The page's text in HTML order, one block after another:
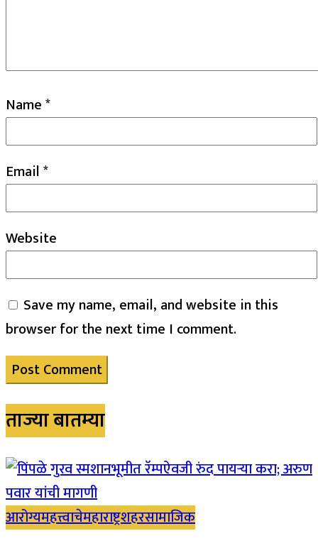
Name*
Email*
Website
Save my name, email, and website in this
browser for the next time I comment.
ताज्या बातम्या
आरोग्यमहत्त्वाचेमहाराष्ट्रशहरसामाजिक